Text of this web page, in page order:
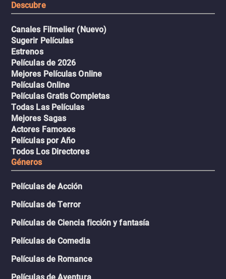
Descubre
Canales Filmelier (Nuevo)
Sugerir Películas
Estrenos
Películas de 2026
Mejores Películas Online
Películas Online
Películas Gratis Completas
Todas Las Películas
Mejores Sagas
Actores Famosos
Películas por Año
Todos Los Directores
Géneros
Películas de Acción
Películas de Terror
Películas de Ciencia ficción y fantasía
Películas de Comedia
Películas de Romance